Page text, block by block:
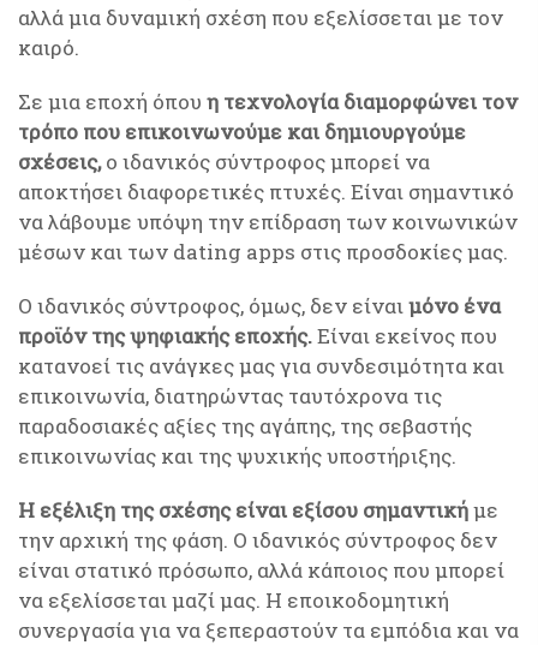
αλλά μια δυναμική σχέση που εξελίσσεται με τον
καιρό.
Σε μια εποχή όπου η τεχνολογία διαμορφώνει τον
τρόπο που επικοινωνούμε και δημιουργούμε
σχέσεις,ο ιδανικός σύντροφος μπορεί να
αποκτήσει διαφορετικές πτυχές. Είναι σημαντικό
να λάβουμε υπόψη την επίδραση των κοινωνικών
μέσων και των dating apps στις προσδοκίες μας.
Ο ιδανικός σύντροφος, όμως, δεν είναιμόνο ένα
προϊόν της ψηφιακής εποχής.Είναι εκείνος που
κατανοεί τις ανάγκες μας για συνδεσιμότητα και
επικοινωνία, διατηρώντας ταυτόχρονα τις
παραδοσιακές αξίες της αγάπης, της σεβαστής
επικοινωνίας και της ψυχικής υποστήριξης.
Η εξέλιξη της σχέσης είναι εξίσου σημαντικήμε
την αρχική της φάση. Ο ιδανικός σύντροφος δεν
είναι στατικό πρόσωπο, αλλά κάποιος που μπορεί
να εξελίσσεται μαζί μας. Η εποικοδομητική
συνεργασία για να ξεπεραστούν τα εμπόδια και να